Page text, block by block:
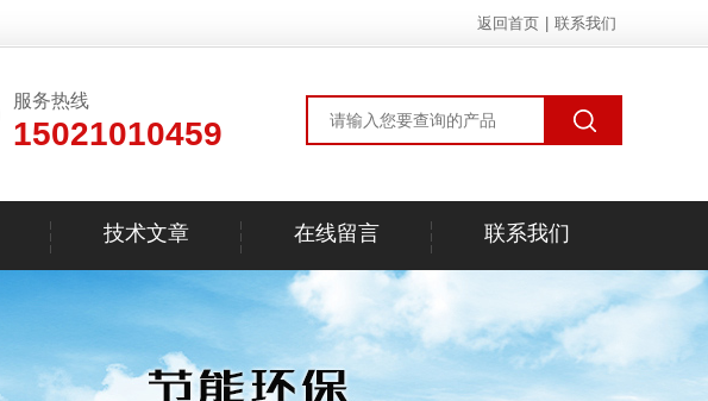
返回首页 联系我们
服务热线
15021010459
技术文章 在线留言 联系我们